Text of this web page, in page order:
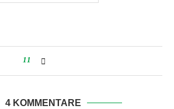
11
4 KOMMENTARE